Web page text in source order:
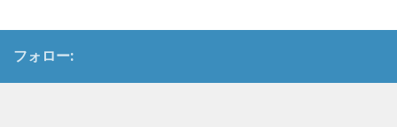
フォロー: